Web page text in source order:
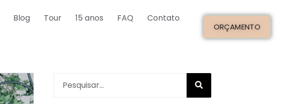
Blog Tour 15 anos FAQ
Contato
ORÇAMENTO